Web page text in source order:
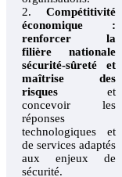
2. Compétitivité
économique :
renforcer la
filière nationale
sécurité-sûreté et
maîtrise des
risques et
concevoir les
réponses
technologiques et
de services adaptés
aux enjeux de
sécurité.